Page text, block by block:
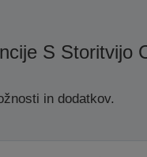
S Storitvijo
in dodatkov.